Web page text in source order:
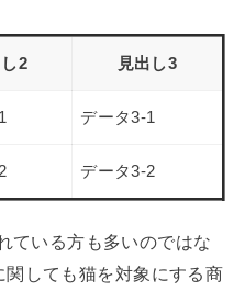
2 見出し3
データ3-1
データ3-2
ている方も多いのではな
しても猫を対象にする商